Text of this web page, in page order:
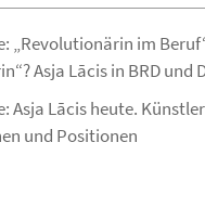
„Revolutionärin im
Asja Lācis in BRD und
Asja Lācis heute.
und Positionen